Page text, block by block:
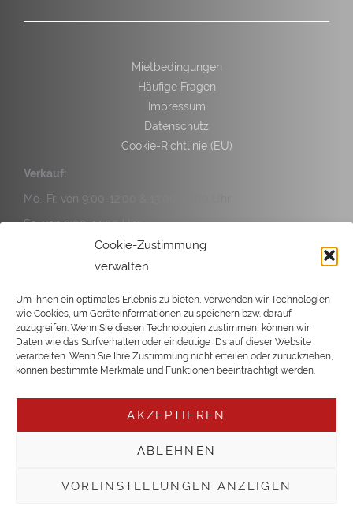
Cookie-Zustimmung
verwalten
Um Ihnen ein optimales Erlebnis zu bieten, verwenden wir Technologien
wie Cookies, um Geräteinformationen zu speichern bzw. darauf
zuzugreifen. Wenn Sie diesen Technologien zustimmen, können wir
Daten wie das Surfverhalten oder eindeutige IDs auf dieser Website
verarbeiten. Wenn Sie Ihre Zustimmung nicht erteilen oder zurückziehen,
können bestimmte Merkmale und Funktionen beeinträchtigt werden.
AKZEPTIEREN
ABLEHNEN
VOREINSTELLUNGEN ANZEIGEN
Mietbedingungen
Häufige Fragen
Impressum
Datenschutz
Cookie-Richtlinie (EU)
Verkauf:
Mo.-Fr. von 9:00-12:00 & 13:00-18:00 Uhr
Sa. von 9:00-14:00 Uhr
Mo.-Fr. von 9:00-12:00 & 13:00-17:00 Uhr
Sa. von 9:00-14:00 Uhr